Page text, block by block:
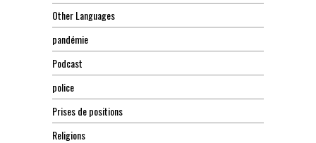
Other Languages
pandémie
Podcast
police
Prises de positions
Religions